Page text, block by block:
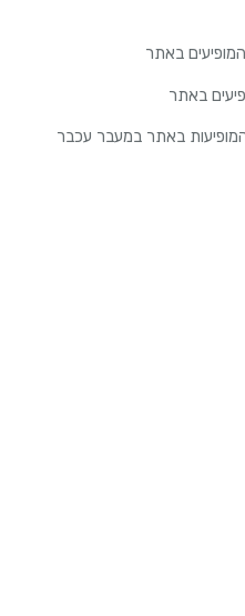
באתר
באתר
באתר במעבר עכבר